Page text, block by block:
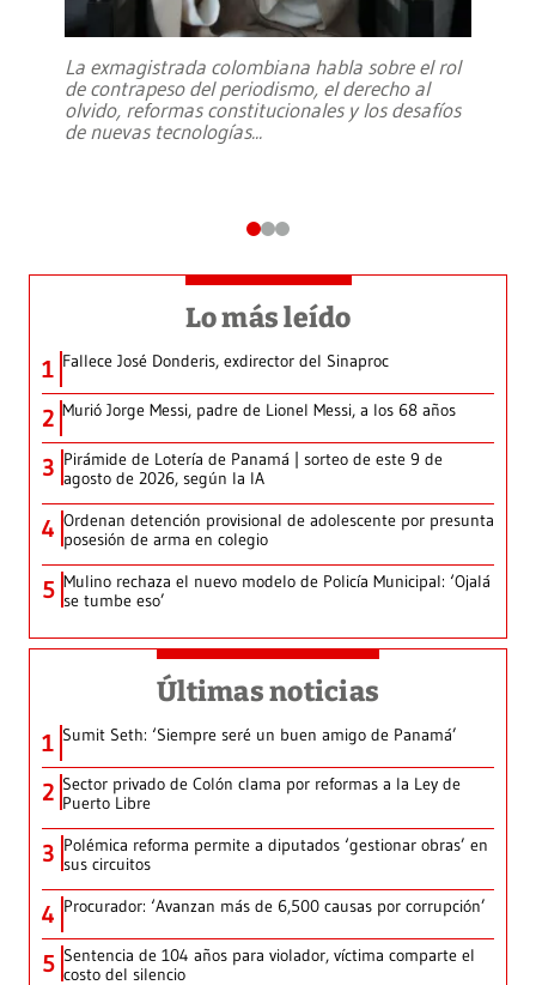
La exmagistrada colombiana habla sobre el rol
de contrapeso del periodismo, el derecho al
olvido, reformas constitucionales y los desafíos
de nuevas tecnologías...
Lo más leído
1 Fallece José Donderis, exdirector del Sinaproc
2 Murió Jorge Messi, padre de Lionel Messi, a los 68 años
3 Pirámide de Lotería de Panamá | sorteo de este 9 de
agosto de 2026, según la IA
4 Ordenan detención provisional de adolescente por presunta
posesión de arma en colegio
5 Mulino rechaza el nuevo modelo de Policía Municipal: ‘Ojalá
se tumbe eso’
Últimas noticias
1 Sumit Seth: ‘Siempre seré un buen amigo de Panamá’
2 Sector privado de Colón clama por reformas a la Ley de
Puerto Libre
3 Polémica reforma permite a diputados ‘gestionar obras’ en
sus circuitos
4 Procurador: ‘Avanzan más de 6,500 causas por corrupción’
5 Sentencia de 104 años para violador, víctima comparte el
costo del silencio